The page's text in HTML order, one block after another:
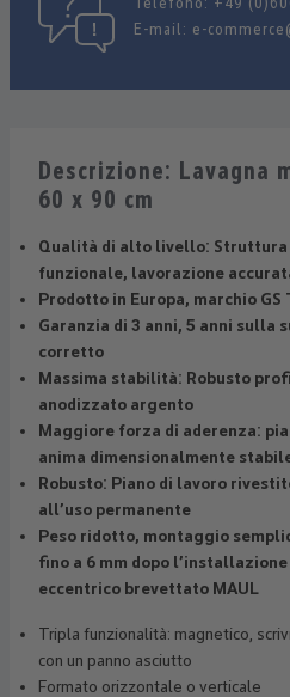
E-mail: e-
Descrizione: Lavagna
60 x 90 cm
Qualità di alto livello: Struttura
funzionale, lavorazione
Prodotto in Europa, marchio GS
Garanzia di 3 anni, 5 anni sulla
corretto
Massima stabilità: Robusto
anodizzato argento
Maggiore forza di aderenza:
anima dimensionalmente
Robusto: Piano di lavoro
all’uso permanente
Peso ridotto, montaggio
fino a 6 mm dopo
eccentrico brevettato MAUL
Tripla funzionalità: magnetico,
con un panno asciutto
Formato orizzontale o verticale